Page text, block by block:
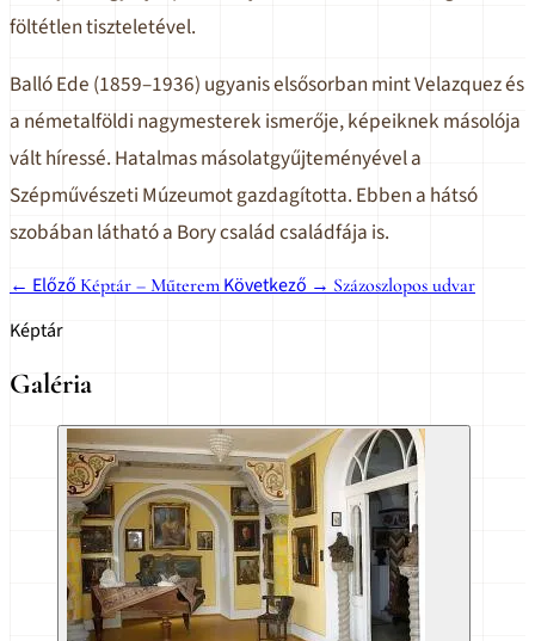
föltétlen tiszteletével.
Balló Ede (1859–1936) ugyanis elsősorban mint Velazquez és
a németalföldi nagymesterek ismerője, képeiknek másolója
vált híressé. Hatalmas másolatgyűjteményével a
Szépművészeti Múzeumot gazdagította. Ebben a hátsó
szobában látható a Bory család családfája is.
← Előző Képtár – Műterem Következő → Százoszlopos udvar
Képtár
Galéria